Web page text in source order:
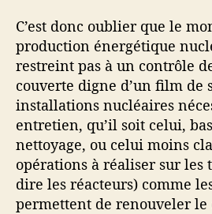
C’est donc oublier que le
production énergétique
restreint pas à un contrôle
couverte digne d’un film de
installations nucléaires
entretien, qu’il soit celui,
nettoyage, ou celui moins
opérations à réaliser sur les
dire les réacteurs) comme
permettent de renouveler le